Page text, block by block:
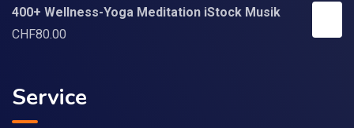
400+ Wellness-Yoga Meditation iStock Musik
CHF80.00
Service